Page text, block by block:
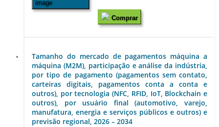
Comprar
Tamanho do mercado de pagamentos máquina a
máquina (M2M), participação e análise da indústria,
por tipo de pagamento (pagamentos sem contato,
carteiras digitais, pagamentos conta a conta e
outros), por tecnologia (NFC, RFID, IoT, Blockchain e
outros), por usuário final (automotivo, varejo,
manufatura, energia e serviços públicos e outros) e
previsão regional, 2026 – 2034